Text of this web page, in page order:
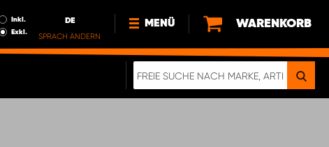
Inkl.
Exkl.
DE
SPRACH ÄNDERN
MENÜ
NEWS
WARENKORB